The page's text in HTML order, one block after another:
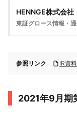
HENNGE株式会社
東証グロース情報・
参照リンク IR資料
2021年9月期